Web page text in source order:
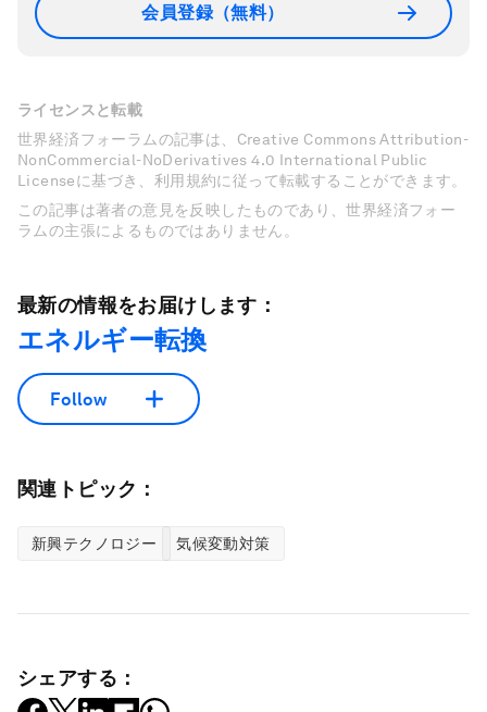
会員登録（無料）
ライセンスと転載
世界経済フォーラムの記事は、Creative Commons Attribution-
NonCommercial-NoDerivatives 4.0 International Public
Licenseに基づき、利用規約に従って転載することができます。
この記事は著者の意見を反映したものであり、世界経済フォー
ラムの主張によるものではありません。
最新の情報をお届けします：
エネルギー転換
Follow
関連トピック：
新興テクノロジー 気候変動対策
シェアする：